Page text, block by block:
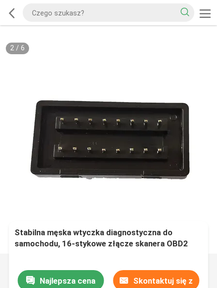
2/ 6
Stabilna męska wtyczka diagnostyczna do
samochodu, 16-stykowe złącze skanera OBD2
Najlepsza cena Skontaktuj się z